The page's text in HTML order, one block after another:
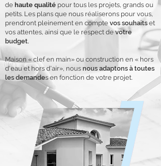
de haute qualité pour tous les projets, grands ou
petits. Les plans que nous réaliserons pour vous,
prendront pleinement en compte vos souhaits et
vos attentes, ainsi que le respect devotre
budget.
Maison « clef en main» ou construction en « hors
d'eau et hors d'air», nous nous adaptons à toutes
les demandes en fonction de votre projet.